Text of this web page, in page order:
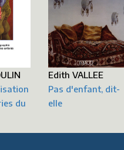
du
Edith VALLEE
Pas d'enfant, dit-
elle